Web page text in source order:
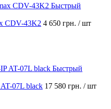
Быстрый
CDV-43K2 4 650 грн. / шт
Быстрый
07L black 17 580 грн. / шт